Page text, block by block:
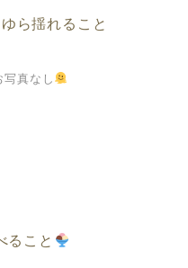
ら揺れること
写真なし
ること